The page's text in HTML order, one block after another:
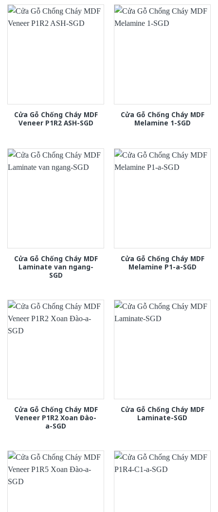
Cửa Gỗ Chống Cháy MDF
Veneer P1R2 ASH-SGD
Cửa Gỗ Chống Cháy MDF
Melamine 1-SGD
Cửa Gỗ Chống Cháy MDF
Laminate van ngang-
SGD
Cửa Gỗ Chống Cháy MDF
Melamine P1-a-SGD
Cửa Gỗ Chống Cháy MDF
Veneer P1R2 Xoan Đào-
a-SGD
Cửa Gỗ Chống Cháy MDF
Laminate-SGD